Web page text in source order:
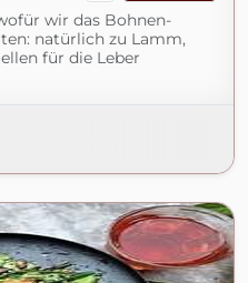
wir das Bohnen-
natürlich zu Lamm,
für die Leber